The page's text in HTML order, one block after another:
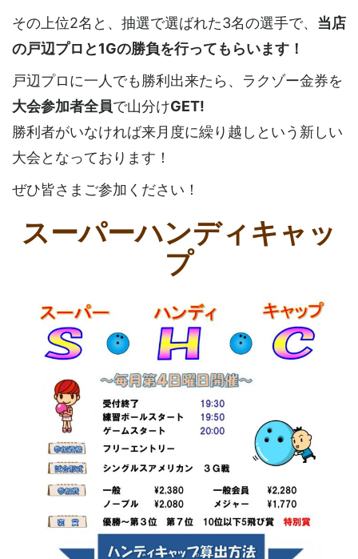
その上位2名と、抽選で選ばれた3名の選手で、 当店
の戸辺プロと1Gの勝負を行ってもらいます！
戸辺プロに一人でも勝利出来たら、ラクゾー金券を
大会参加者全員で山分けGET!
勝利者がいなければ来月度に繰り越しという新しい
大会となっております！
ぜひ皆さまご参加ください！
スーパーハンディキャッ
プ